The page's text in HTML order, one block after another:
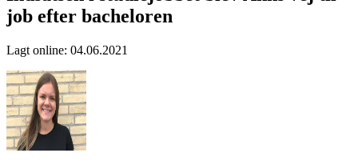
job efter bacheloren
Lagt online: 04.06.2021